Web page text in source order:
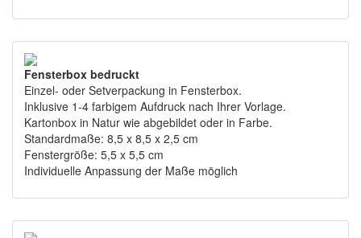
Fensterbox bedruckt
Einzel- oder Setverpackung in Fensterbox.
Inklusive 1-4 farbigem Aufdruck nach Ihrer Vorlage.
Kartonbox in Natur wie abgebildet oder in Farbe.
Standardmaße: 8,5 x 8,5 x 2,5 cm
Fenstergröße: 5,5 x 5,5 cm
Individuelle Anpassung der Maße möglich